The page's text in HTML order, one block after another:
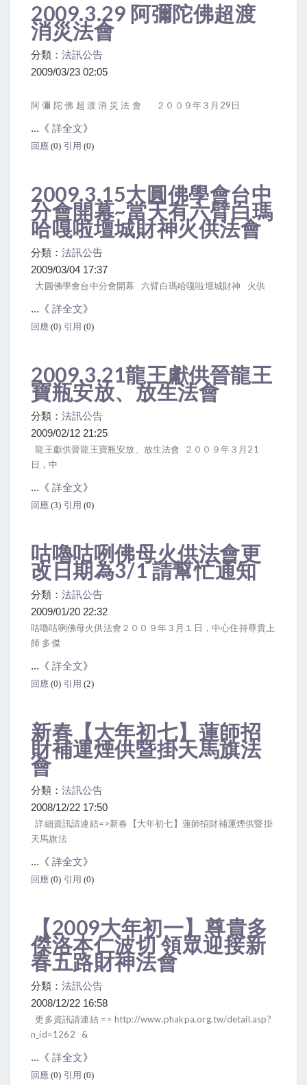
2009.3.29 阿彌陀佛超渡
消災法會
分類： 法訊公告
2009/03/23 02:05
阿 彌 陀 佛 超 渡 消 災 法 會 ２００９年３月29日
...《 詳全文》
回應 (0) 引用 (0)
2009.3.15大圓佛學會台中
分會開幕~當天有六臂白瑪
哈嘎啦壇城財神火供法會
分類： 法訊公告
2009/03/04 17:37
大圓佛學會台中分會開幕 六臂白瑪哈嘎啦壇城財神 火供
...《 詳全文》
回應 (0) 引用 (0)
2009.3.21龍王獻供晉龍王
寶瓶安放、放生法會
分類： 法訊公告
2009/02/12 21:25
龍王獻供晉龍王寶瓶安放、放生法會 ２００９年３月21
日，中
...《 詳全文》
回應 (3) 引用 (0)
咕嚕咕咧佛母火供法會更
改日期為3/1 請幫忙通知
分類： 法訊公告
2009/01/20 22:32
咕嚕咕咧佛母火供法會２００９年３月１日，中心住持尊貴上
師 多傑
...《 詳全文》
回應 (0) 引用 (2)
新春【大年初七】蓮師招
財補運煙供暨掛天馬旗法
會
分類： 法訊公告
2008/12/22 17:50
詳細資訊請連結=>新春【大年初七】蓮師招財補運煙供暨掛
天馬旗法
...《 詳全文》
回應 (0) 引用 (0)
【2009大年初一】尊貴多
傑洛本仁波切 領眾迎接新
春五路財神法會
分類： 法訊公告
2008/12/22 16:58
更多資訊請連結 => http://www.phakpa.org.tw/detail.asp?
n_id=1262 &
...《 詳全文》
回應 (0) 引用 (0)